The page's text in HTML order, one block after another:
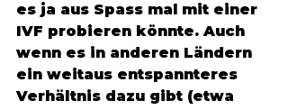
es ja aus Spass mal mit einer
IVF probieren könnte. Auch
wenn es in anderen Ländern
ein weitaus entspannteres
Verhältnis dazu gibt (etwa